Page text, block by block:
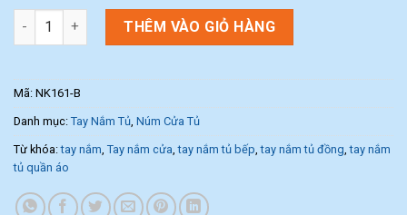
Núm cửa tủ dạng vòng NK161-B (Màu Bạc) số lượng
THÊM VÀO GIỎ HÀNG
Mã: NK161-B
Danh mục: Tay Nắm Tủ Núm Cửa Tủ
Từ khóa:tay nắm Tay nắm cửa ,tay nắm tủ bếp ,tay nắm tủ đồng ,tay nắm
tủ quần áo